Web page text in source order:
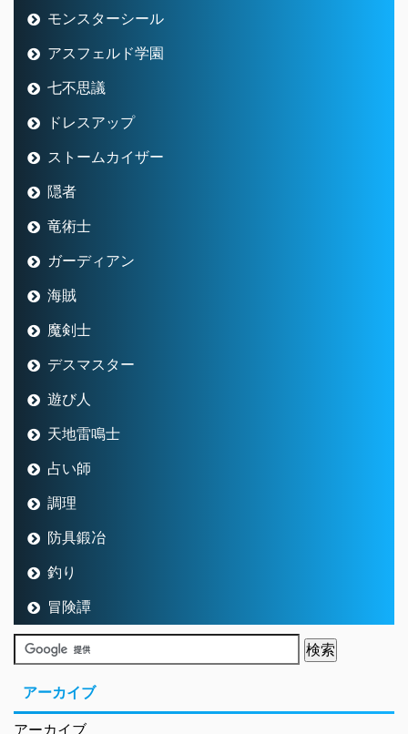
モンスターシール
アスフェルド学園
七不思議
ドレスアップ
ストームカイザー
隠者
竜術士
ガーディアン
海賊
魔剣士
デスマスター
遊び人
天地雷鳴士
占い師
調理
防具鍛冶
釣り
冒険譚
アーカイブ
アーカイブ